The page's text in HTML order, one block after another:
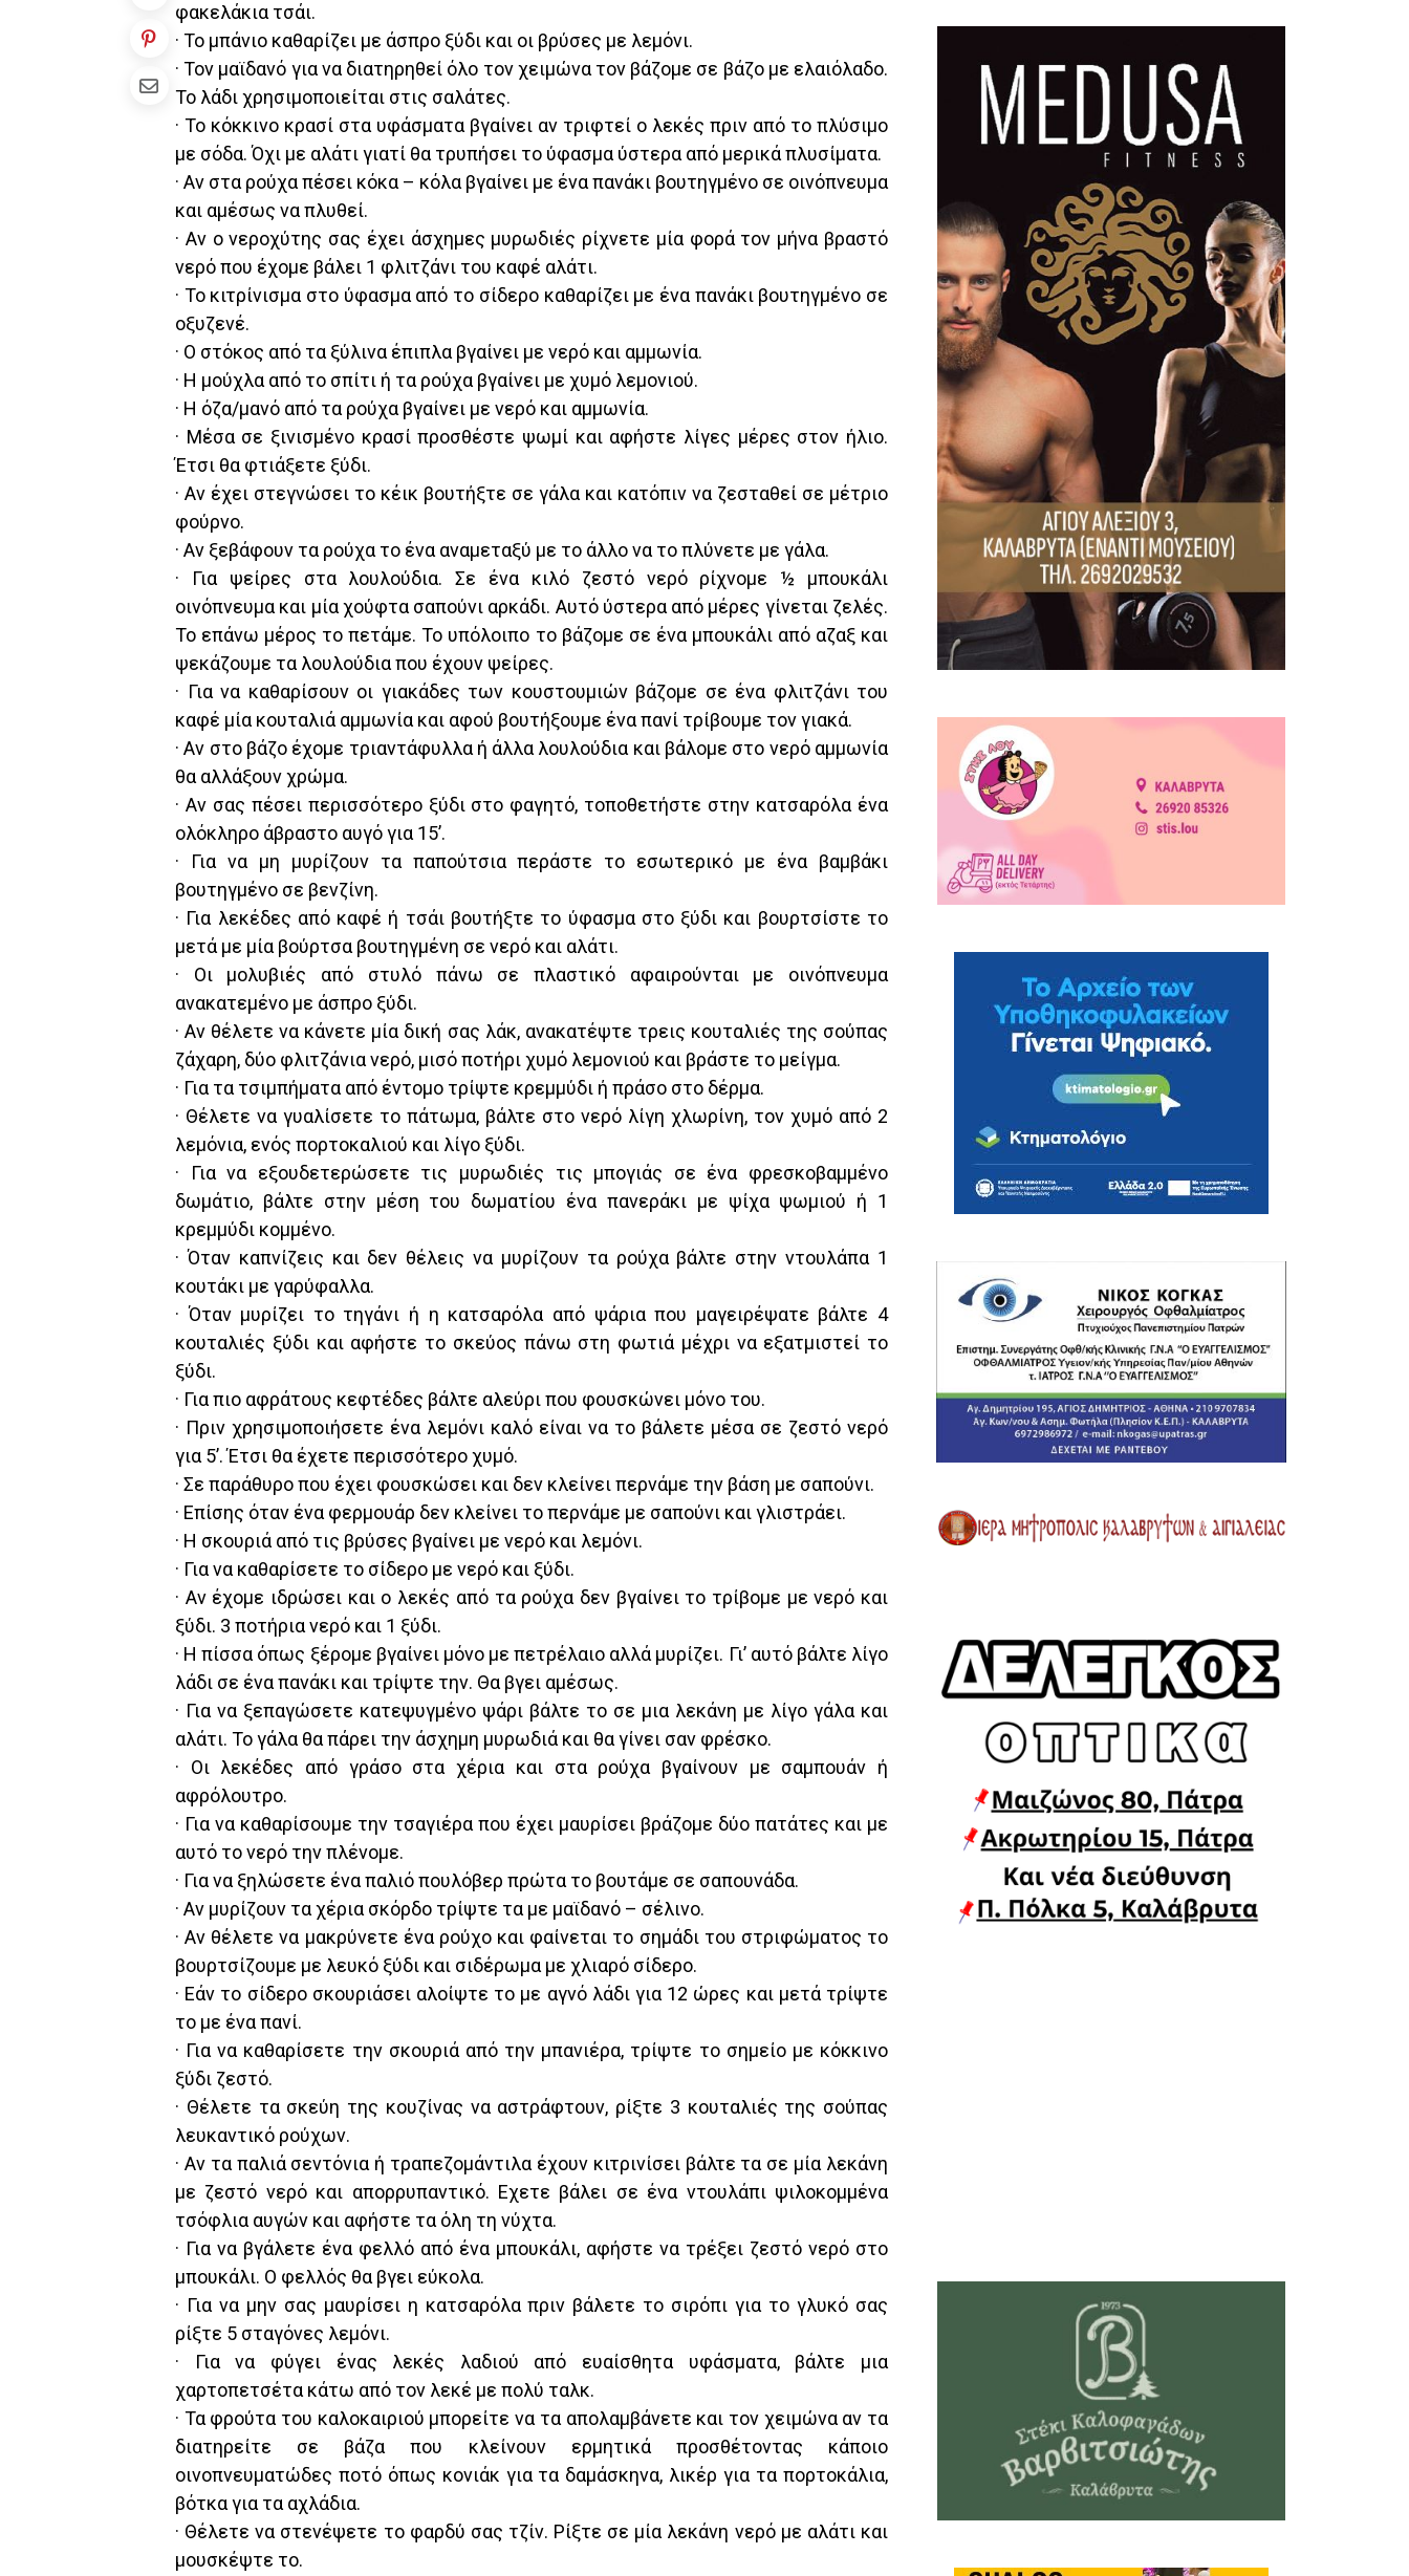
φακελάκια τσάι.
· Το μπάνιο καθαρίζει με άσπρο ξύδι και οι βρύσες με λεμόνι.
· Τον μαϊδανό για να διατηρηθεί όλο τον χειμώνα τον βάζομε σε βάζο με ελαιόλαδο.
Το λάδι χρησιμοποιείται στις σαλάτες.
· Το κόκκινο κρασί στα υφάσματα βγαίνει αν τριφτεί ο λεκές πριν από το πλύσιμο
με σόδα. Όχι με αλάτι γιατί θα τρυπήσει το ύφασμα ύστερα από μερικά πλυσίματα.
· Αν στα ρούχα πέσει κόκα – κόλα βγαίνει με ένα πανάκι βουτηγμένο σε οινόπνευμα
και αμέσως να πλυθεί.
· Αν ο νεροχύτης σας έχει άσχημες μυρωδιές ρίχνετε μία φορά τον μήνα βραστό
νερό που έχομε βάλει 1 φλιτζάνι του καφέ αλάτι.
· Το κιτρίνισμα στο ύφασμα από το σίδερο καθαρίζει με ένα πανάκι βουτηγμένο σε
οξυζενέ.
· Ο στόκος από τα ξύλινα έπιπλα βγαίνει με νερό και αμμωνία.
· Η μούχλα από το σπίτι ή τα ρούχα βγαίνει με χυμό λεμονιού.
· Η όζα/μανό από τα ρούχα βγαίνει με νερό και αμμωνία.
· Μέσα σε ξινισμένο κρασί προσθέστε ψωμί και αφήστε λίγες μέρες στον ήλιο.
Έτσι θα φτιάξετε ξύδι.
· Αν έχει στεγνώσει το κέικ βουτήξτε σε γάλα και κατόπιν να ζεσταθεί σε μέτριο
φούρνο.
· Αν ξεβάφουν τα ρούχα το ένα αναμεταξύ με το άλλο να το πλύνετε με γάλα.
· Για ψείρες στα λουλούδια. Σε ένα κιλό ζεστό νερό ρίχνομε ½ μπουκάλι
οινόπνευμα και μία χούφτα σαπούνι αρκάδι. Αυτό ύστερα από μέρες γίνεται ζελές.
Το επάνω μέρος το πετάμε. Το υπόλοιπο το βάζομε σε ένα μπουκάλι από αζαξ και
ψεκάζουμε τα λουλούδια που έχουν ψείρες.
· Για να καθαρίσουν οι γιακάδες των κουστουμιών βάζομε σε ένα φλιτζάνι του
καφέ μία κουταλιά αμμωνία και αφού βουτήξουμε ένα πανί τρίβουμε τον γιακά.
· Αν στο βάζο έχομε τριαντάφυλλα ή άλλα λουλούδια και βάλομε στο νερό αμμωνία
θα αλλάξουν χρώμα.
· Αν σας πέσει περισσότερο ξύδι στο φαγητό, τοποθετήστε στην κατσαρόλα ένα
ολόκληρο άβραστο αυγό για 15’.
· Για να μη μυρίζουν τα παπούτσια περάστε το εσωτερικό με ένα βαμβάκι
βουτηγμένο σε βενζίνη.
· Για λεκέδες από καφέ ή τσάι βουτήξτε το ύφασμα στο ξύδι και βουρτσίστε το
μετά με μία βούρτσα βουτηγμένη σε νερό και αλάτι.
· Οι μολυβιές από στυλό πάνω σε πλαστικό αφαιρούνται με οινόπνευμα
ανακατεμένο με άσπρο ξύδι.
· Αν θέλετε να κάνετε μία δική σας λάκ, ανακατέψτε τρεις κουταλιές της σούπας
ζάχαρη, δύο φλιτζάνια νερό, μισό ποτήρι χυμό λεμονιού και βράστε το μείγμα.
· Για τα τσιμπήματα από έντομο τρίψτε κρεμμύδι ή πράσο στο δέρμα.
· Θέλετε να γυαλίσετε το πάτωμα, βάλτε στο νερό λίγη χλωρίνη, τον χυμό από 2
λεμόνια, ενός πορτοκαλιού και λίγο ξύδι.
· Για να εξουδετερώσετε τις μυρωδιές τις μπογιάς σε ένα φρεσκοβαμμένο
δωμάτιο, βάλτε στην μέση του δωματίου ένα πανεράκι με ψίχα ψωμιού ή 1
κρεμμύδι κομμένο.
· Όταν καπνίζεις και δεν θέλεις να μυρίζουν τα ρούχα βάλτε στην ντουλάπα 1
κουτάκι με γαρύφαλλα.
· Όταν μυρίζει το τηγάνι ή η κατσαρόλα από ψάρια που μαγειρέψατε βάλτε 4
κουταλιές ξύδι και αφήστε το σκεύος πάνω στη φωτιά μέχρι να εξατμιστεί το
ξύδι.
· Για πιο αφράτους κεφτέδες βάλτε αλεύρι που φουσκώνει μόνο του.
· Πριν χρησιμοποιήσετε ένα λεμόνι καλό είναι να το βάλετε μέσα σε ζεστό νερό
για 5’. Έτσι θα έχετε περισσότερο χυμό.
· Σε παράθυρο που έχει φουσκώσει και δεν κλείνει περνάμε την βάση με σαπούνι.
· Επίσης όταν ένα φερμουάρ δεν κλείνει το περνάμε με σαπούνι και γλιστράει.
· Η σκουριά από τις βρύσες βγαίνει με νερό και λεμόνι.
· Για να καθαρίσετε το σίδερο με νερό και ξύδι.
· Αν έχομε ιδρώσει και ο λεκές από τα ρούχα δεν βγαίνει το τρίβομε με νερό και
ξύδι. 3 ποτήρια νερό και 1 ξύδι.
· Η πίσσα όπως ξέρομε βγαίνει μόνο με πετρέλαιο αλλά μυρίζει. Γι’ αυτό βάλτε λίγο
λάδι σε ένα πανάκι και τρίψτε την. Θα βγει αμέσως.
· Για να ξεπαγώσετε κατεψυγμένο ψάρι βάλτε το σε μια λεκάνη με λίγο γάλα και
αλάτι. Το γάλα θα πάρει την άσχημη μυρωδιά και θα γίνει σαν φρέσκο.
· Οι λεκέδες από γράσο στα χέρια και στα ρούχα βγαίνουν με σαμπουάν ή
αφρόλουτρο.
· Για να καθαρίσουμε την τσαγιέρα που έχει μαυρίσει βράζομε δύο πατάτες και με
αυτό το νερό την πλένομε.
· Για να ξηλώσετε ένα παλιό πουλόβερ πρώτα το βουτάμε σε σαπουνάδα.
· Αν μυρίζουν τα χέρια σκόρδο τρίψτε τα με μαϊδανό – σέλινο.
· Αν θέλετε να μακρύνετε ένα ρούχο και φαίνεται το σημάδι του στριφώματος το
βουρτσίζουμε με λευκό ξύδι και σιδέρωμα με χλιαρό σίδερο.
· Εάν το σίδερο σκουριάσει αλοίψτε το με αγνό λάδι για 12 ώρες και μετά τρίψτε
το με ένα πανί.
· Για να καθαρίσετε την σκουριά από την μπανιέρα, τρίψτε το σημείο με κόκκινο
ξύδι ζεστό.
· Θέλετε τα σκεύη της κουζίνας να αστράφτουν, ρίξτε 3 κουταλιές της σούπας
λευκαντικό ρούχων.
· Αν τα παλιά σεντόνια ή τραπεζομάντιλα έχουν κιτρινίσει βάλτε τα σε μία λεκάνη
με ζεστό νερό και απορρυπαντικό. Εχετε βάλει σε ένα ντουλάπι ψιλοκομμένα
τσόφλια αυγών και αφήστε τα όλη τη νύχτα.
· Για να βγάλετε ένα φελλό από ένα μπουκάλι, αφήστε να τρέξει ζεστό νερό στο
μπουκάλι. Ο φελλός θα βγει εύκολα.
· Για να μην σας μαυρίσει η κατσαρόλα πριν βάλετε το σιρόπι για το γλυκό σας
ρίξτε 5 σταγόνες λεμόνι.
· Για να φύγει ένας λεκές λαδιού από ευαίσθητα υφάσματα, βάλτε μια
χαρτοπετσέτα κάτω από τον λεκέ με πολύ ταλκ.
· Τα φρούτα του καλοκαιριού μπορείτε να τα απολαμβάνετε και τον χειμώνα αν τα
διατηρείτε σε βάζα που κλείνουν ερμητικά προσθέτοντας κάποιο
οινοπνευματώδες ποτό όπως κονιάκ για τα δαμάσκηνα, λικέρ για τα πορτοκάλια,
βότκα για τα αχλάδια.
· Θέλετε να στενέψετε το φαρδύ σας τζίν. Ρίξτε σε μία λεκάνη νερό με αλάτι και
μουσκέψτε το.